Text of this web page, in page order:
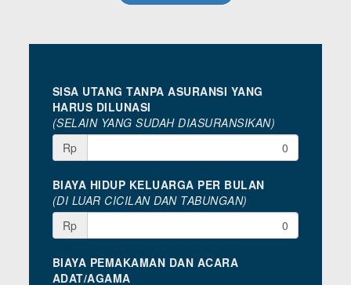
SISA UTANG TANPA ASURANSI YANG
HARUS DILUNASI
(SELAIN YANG SUDAH DIASURANSIKAN)
Rp
BIAYA HIDUP KELUARGA PER BULAN
(DI LUAR CICILAN DAN TABUNGAN)
Rp
BIAYA PEMAKAMAN DAN ACARA
ADAT/AGAMA